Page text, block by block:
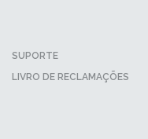
SUPORTE
LIVRO DE RECLAMAÇÕES